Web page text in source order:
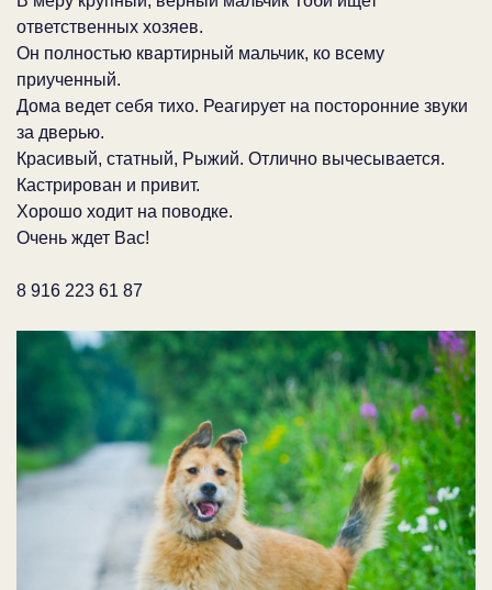
ответственных хозяев.
Он полностью квартирный мальчик, ко всему
приученный.
Дома ведет себя тихо. Реагирует на посторонние звуки
за дверью.
Красивый, статный, Рыжий. Отлично вычесывается.
Кастрирован и привит.
Хорошо ходит на поводке.
Очень ждет Вас!
8 916 223 61 87